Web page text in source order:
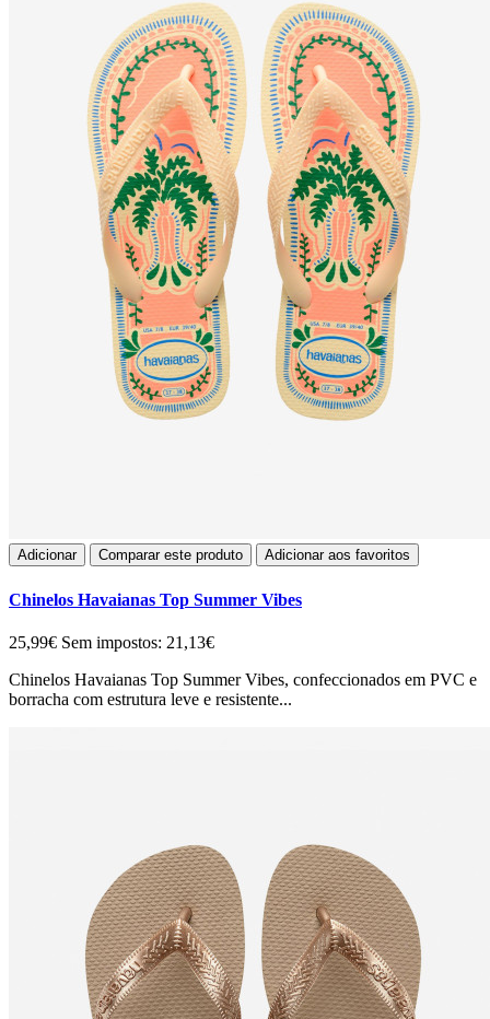
Adicionar Comparar este produto Adicionar aos favoritos
Chinelos Havaianas Top Summer Vibes
25,99€ Sem impostos: 21,13€
Chinelos Havaianas Top Summer Vibes, confeccionados em PVC e
borracha com estrutura leve e resistente...